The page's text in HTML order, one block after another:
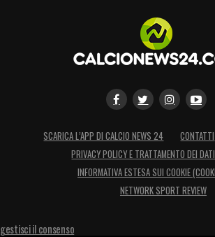
SCARICA L’APP DI CALCIO NEWS 24 CONTATTI
PRIVACY POLICY E TRATTAMENTO DEI
INFORMATIVA ESTESA SUI COOKIE
NETWORK SPORT REVIEW
gestisci il consenso